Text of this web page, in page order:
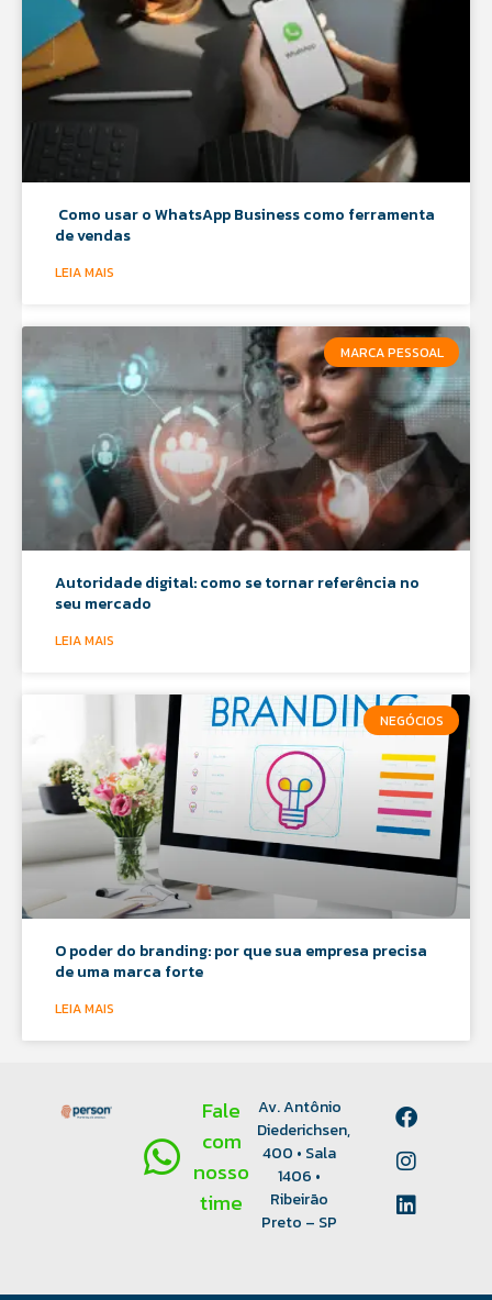
Como usar o WhatsApp Business como ferramenta
de vendas
LEIA MAIS
MARCA PESSOAL
Autoridade digital: como se tornar referência no
seu mercado
LEIA MAIS
NEGÓCIOS
O poder do branding: por que sua empresa precisa
de uma marca forte
LEIA MAIS
Fale
com
nosso
time
Av. Antônio
Diederichsen,
400 • Sala
1406 •
Ribeirão
Preto – SP